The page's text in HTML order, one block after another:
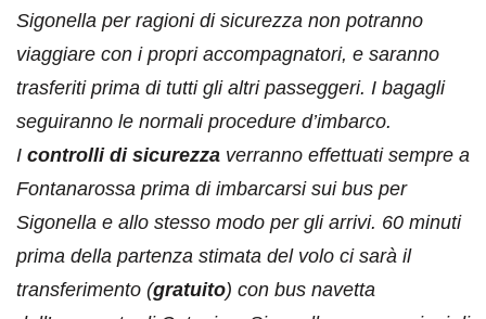
Sigonella per ragioni di sicurezza non potranno
viaggiare con i propri accompagnatori, e saranno
trasferiti prima di tutti gli altri passeggeri. I bagagli
seguiranno le normali procedure d’imbarco.
I controlli di sicurezza verranno effettuati sempre a
Fontanarossa prima di imbarcarsi sui bus per
Sigonella e allo stesso modo per gli arrivi. 60 minuti
prima della partenza stimata del volo ci sarà il
transferimento (gratuito) con bus navetta